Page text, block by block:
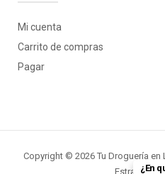
Mi cuenta
Carrito de compras
Pagar
Copyright © 2026 Tu Droguería en
Estrategia
¿En